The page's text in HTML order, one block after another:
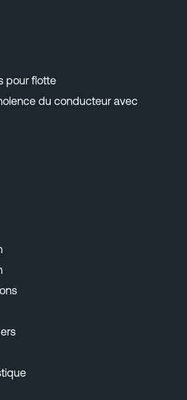
pour flotte
du conducteur avec